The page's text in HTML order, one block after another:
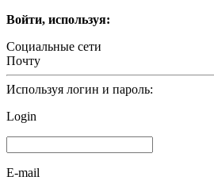
Войти, используя:
Социальные сети
Почту
Используя логин и пароль:
Login
E-mail